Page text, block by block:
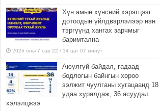
Хүн амын хүнсний хэрэгцээг
дотоодын үйлдвэрлэлээр нэн
тэргүүнд хангах зарчмыг
баримтална
2026 оны 7 сар 22 / 14 цаг 07 минут
Аюулгүй байдал, гадаад
бодлогын байнгын хороо
ээлжит чуулганы хугацаанд 18
удаа хуралдаж, 36 асуудал
хэлэлцжээ